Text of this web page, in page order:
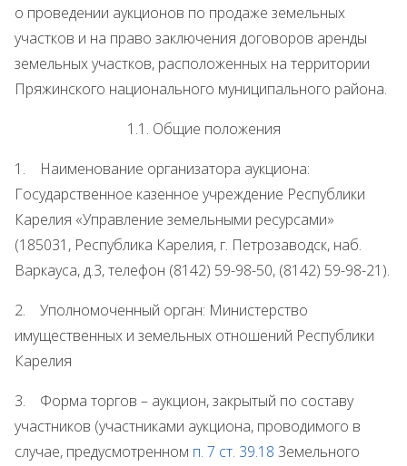
о проведении аукционов по продаже земельных
участков и на право заключения договоров аренды
земельных участков, расположенных на территории
Пряжинского национального муниципального района.
1.1. Общие положения
1. Наименование организатора аукциона:
Государственное казенное учреждение Республики
Карелия «Управление земельными ресурсами»
(185031, Республика Карелия, г. Петрозаводск, наб.
Варкауса, д.3, телефон (8142) 59-98-50, (8142) 59-98-21).
2. Уполномоченный орган: Министерство
имущественных и земельных отношений Республики
Карелия
3. Форма торгов – аукцион, закрытый по составу
участников (участниками аукциона, проводимого в
случае, предусмотренном п. 7 ст. 39.18 Земельного